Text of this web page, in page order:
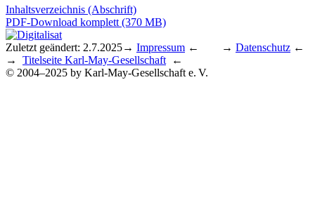
Inhaltsverzeichnis (Abschrift)
PDF-Download komplett (370 MB)
Zuletzt geändert: 2.7.2025→ Impressum ← → Datenschutz ←
→ Titelseite Karl-May-Gesellschaft ←
© 2004–2025 by Karl-May-Gesellschaft e. V.